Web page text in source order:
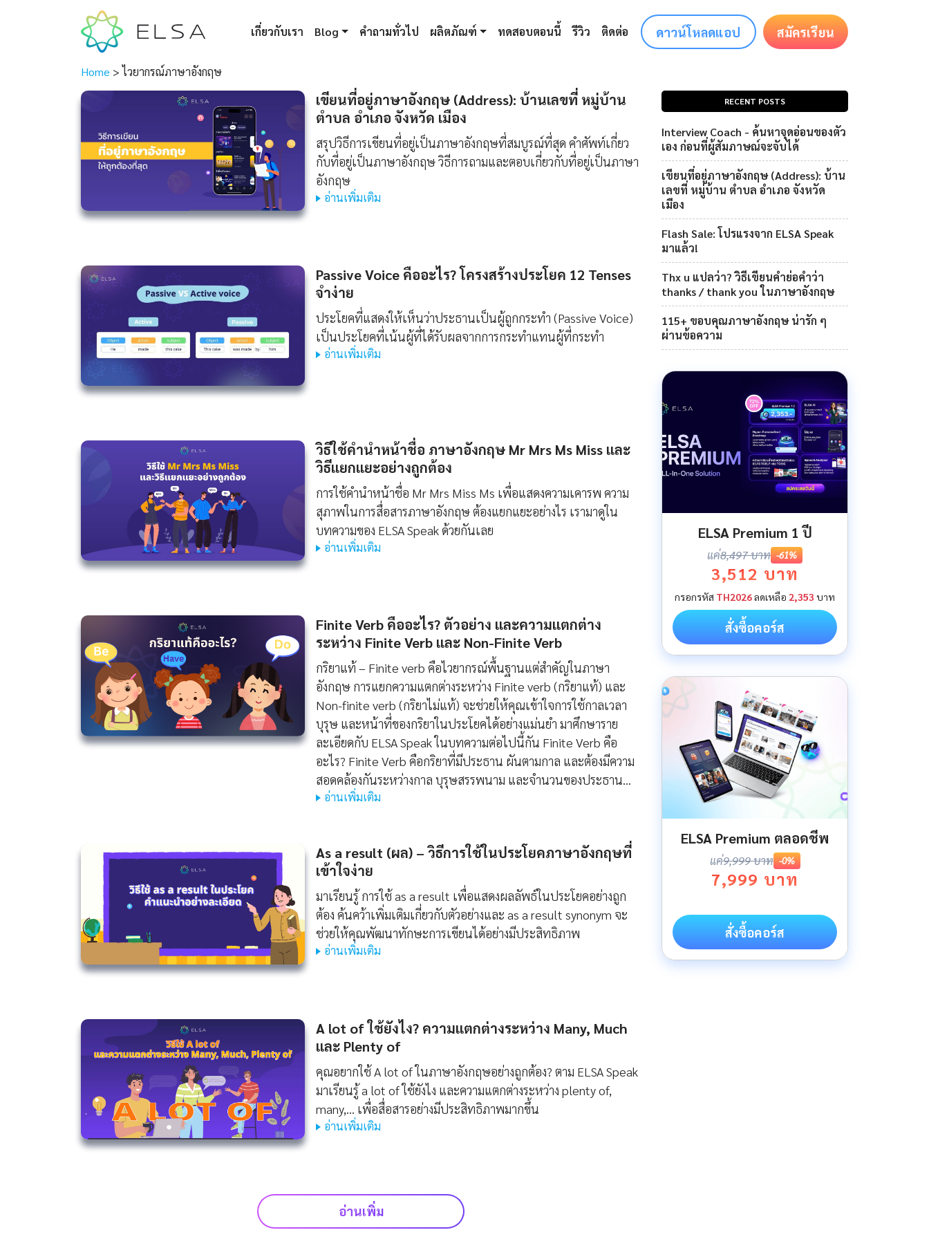
เกี่ยวกับเรา Blog คำถามทั่วไป ผลิตภัณฑ์ ทดสอบตอนนี้ รีวิว ติดต่อ ดาวน์โหลดแอป สมัครเรียน
Home >ไวยากรณ์ภาษาอังกฤษ
เขียนที่อยู่ภาษาอังกฤษ (Address): บ้านเลขที่ หมู่บ้าน
ตำบล อำเภอ จังหวัด เมือง
สรุปวิธีการเขียนที่อยู่เป็นภาษาอังกฤษที่สมบูรณ์ที่สุด คำศัพท์เกี่ยว
กับที่อยู่เป็นภาษาอังกฤษ วิธีการถามและตอบเกี่ยวกับที่อยู่เป็นภาษา
อังกฤษ
อ่านเพิ่มเติม
Passive Voice คืออะไร? โครงสร้างประโยค 12 Tenses
จำง่าย
ประโยคที่แสดงให้เห็นว่าประธานเป็นผู้ถูกกระทำ (Passive Voice)
เป็นประโยคที่เน้นผู้ที่ได้รับผลจากการกระทำแทนผู้ที่กระทำ
อ่านเพิ่มเติม
วิธีใช้คํานําหน้าชื่อ ภาษาอังกฤษ Mr Mrs Ms Miss และ
วิธีแยกแยะอย่างถูกต้อง
การใช้คำนำหน้าชื่อ Mr Mrs Miss Ms เพื่อแสดงความเคารพ ความ
สุภาพในการสื่อสารภาษาอังกฤษ ต้องแยกแยะอย่างไร เรามาดูใน
บทความของ ELSA Speak ด้วยกันเลย
อ่านเพิ่มเติม
Finite Verb คืออะไร? ตัวอย่าง และความแตกต่าง
ระหว่าง Finite Verb และ Non-Finite Verb
กริยาแท้ – Finite verb คือไวยากรณ์พื้นฐานแต่สำคัญในภาษา
อังกฤษ การแยกความแตกต่างระหว่าง Finite verb (กริยาแท้) และ
Non-finite verb (กริยาไม่แท้) จะช่วยให้คุณเข้าใจการใช้กาลเวลา
บุรุษ และหน้าที่ของกริยาในประโยคได้อย่างแม่นยำ มาศึกษาราย
ละเอียดกับ ELSA Speak ในบทความต่อไปนี้กัน Finite Verb คือ
อะไร? Finite Verb คือกริยาที่มีประธาน ผันตามกาล และต้องมีความ
สอดคล้องกันระหว่างกาล บุรุษสรรพนาม และจำนวนของประธาน…
อ่านเพิ่มเติม
As a result (ผล) – วิธีการใช้ในประโยคภาษาอังกฤษที่
เข้าใจง่าย
มาเรียนรู้ การใช้ as a result เพื่อแสดงผลลัพธ์ในประโยคอย่างถูก
ต้อง ค้นคว้าเพิ่มเติมเกี่ยวกับตัวอย่างและ as a result synonym จะ
ช่วยให้คุณพัฒนาทักษะการเขียนได้อย่างมีประสิทธิภาพ
อ่านเพิ่มเติม
A lot of ใช้ยังไง? ความแตกต่างระหว่าง Many, Much
และ Plenty of
คุณอยากใช้ A lot of ในภาษาอังกฤษอย่างถูกต้อง? ตาม ELSA Speak
มาเรียนรู้ a lot of ใช้ยังไง และความแตกต่างระหว่าง plenty of,
many,... เพื่อสื่อสารอย่างมีประสิทธิภาพมากขึ้น
อ่านเพิ่มเติม
อ่านเพิ่ม
RECENT POSTS
Interview Coach - ค้นหาจุดอ่อนของตัว
เอง ก่อนที่ผู้สัมภาษณ์จะจับได้
เขียนที่อยู่ภาษาอังกฤษ (Address): บ้าน
เลขที่ หมู่บ้าน ตำบล อำเภอ จังหวัด
เมือง
Flash Sale: โปรแรงจาก ELSA Speak
มาแล้ว!
Thx u แปลว่า? วิธีเขียนคำย่อคำว่า
thanks / thank you ในภาษาอังกฤษ
115+ ขอบคุณภาษาอังกฤษ น่ารัก ๆ
ผ่านข้อความ
ELSA Premium 1 ปี
แค่8,497 บาท -61%
3,512 บาท
กรอกรหัส TH2026ลดเหลือ 2,353 บาท
สั่งซื้อคอร์ส
ELSA Premium ตลอดชีพ
แค่9,999 บาท -0%
7,999 บาท
สั่งซื้อคอร์ส